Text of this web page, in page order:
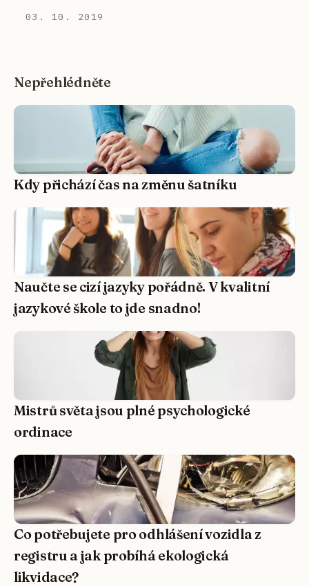
03. 10. 2019
Nepřehlédněte
Kdy přichází čas na změnu šatníku
Naučte se cizí jazyky pořádně. V kvalitní
jazykové škole to jde snadno!
Mistrů světa jsou plné psychologické
ordinace
Co potřebujete pro odhlášení vozidla z
registru a jak probíhá ekologická
likvidace?